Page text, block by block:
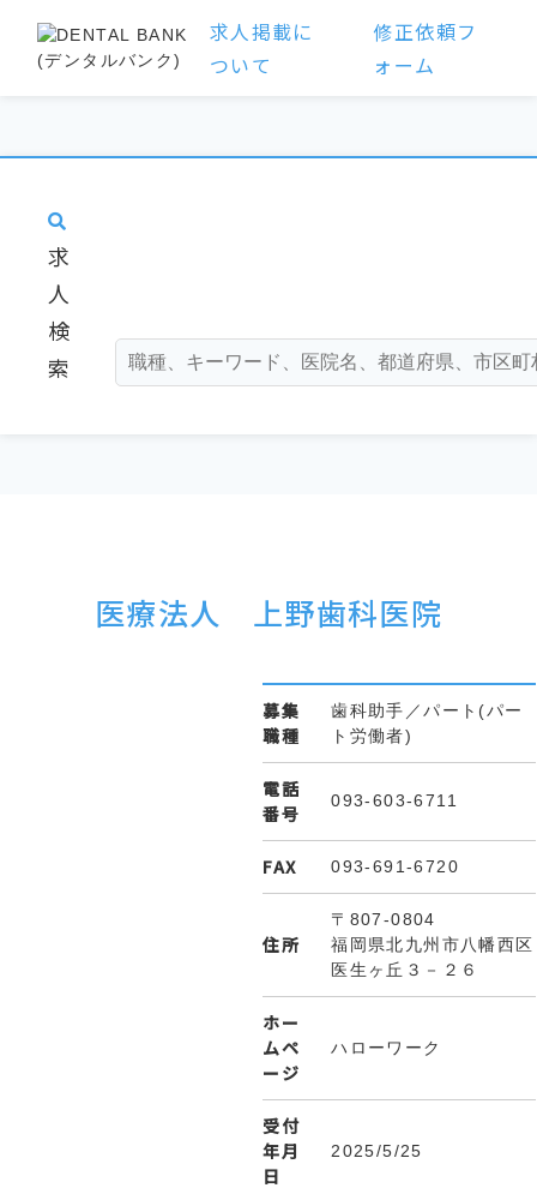
求人掲載に
ついて
修正依頼フ
ォーム
求
人
検
索
医療法人 上野歯科医院
募集
職種
歯科助手／パート(パー
ト労働者)
電話
番号
093-603-6711
FAX 093-691-6720
住所
〒807-0804
福岡県北九州市八幡西区
医生ヶ丘３－２６
ホー
ムペ
ージ
ハローワーク
受付
年月
日
2025/5/25